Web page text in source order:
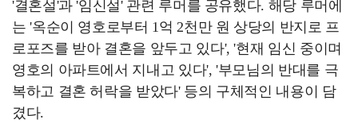
'결혼설'과 '임신설' 관련 루머를 공유했다. 해당 루머에
는 '옥순이 영호로부터 1억 2천만 원 상당의 반지로 프
로포즈를 받아 결혼을 앞두고 있다', '현재 임신 중이며
영호의 아파트에서 지내고 있다', '부모님의 반대를 극
복하고 결혼 허락을 받았다' 등의 구체적인 내용이 담
겼다.